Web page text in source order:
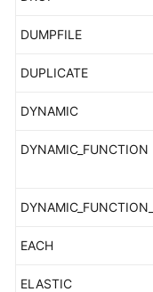
DUMPFILE
DUPLICATE
DYNAMIC
DYNAMIC_FUNCTION
EACH
ELASTIC